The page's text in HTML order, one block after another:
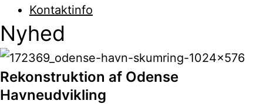
Kontaktinfo
Nyhed
Rekonstruktion af Odense
Havneudvikling